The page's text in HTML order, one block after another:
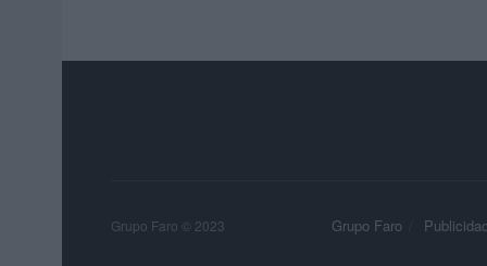
Grupo Faro Publicidad
Grupo Faro © 2023